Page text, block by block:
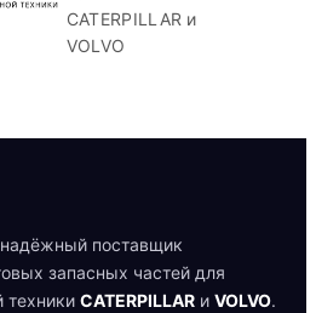
CATERPILLAR и
VOLVO
поставщик
запасных частей для
техники CATERPILLAR и VOLVO.